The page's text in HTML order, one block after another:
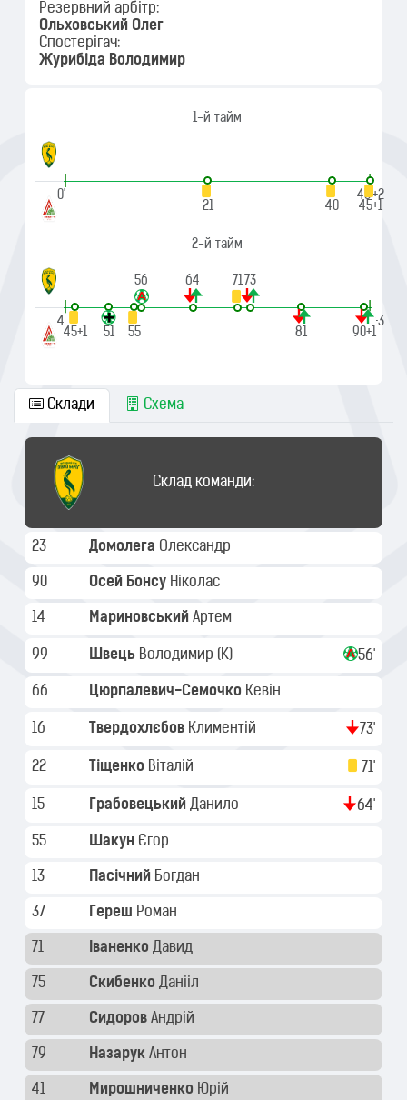
Резервний арбітр:
Ольховський Олег
Спостерігач:
Журибіда Володимир
1-й тайм
|
0'
21
40 45+1
|
45'+2
2-й тайм
56 64 71 73
|
45'
45+1
51 55 81 90+1
|
90'+3
Склади Схема
Склад команди:
23 Домолега Олександр
90 Осей Бонсу Ніколас
14 Мариновський Артем
99 Швець Володимир (K) 56'
66 Цюрпалевич-Семочко Кевін
16 Твердохлєбов Климентій 73'
22 Тіщенко Віталій 71'
15 Грабовецький Данило 64'
55 Шакун Єгор
13 Пасічний Богдан
37 Гереш Роман
71 Іваненко Давид
75 Скибенко Данііл
77 Сидоров Андрій
79 Назарук Антон
41 Мирошниченко Юрій